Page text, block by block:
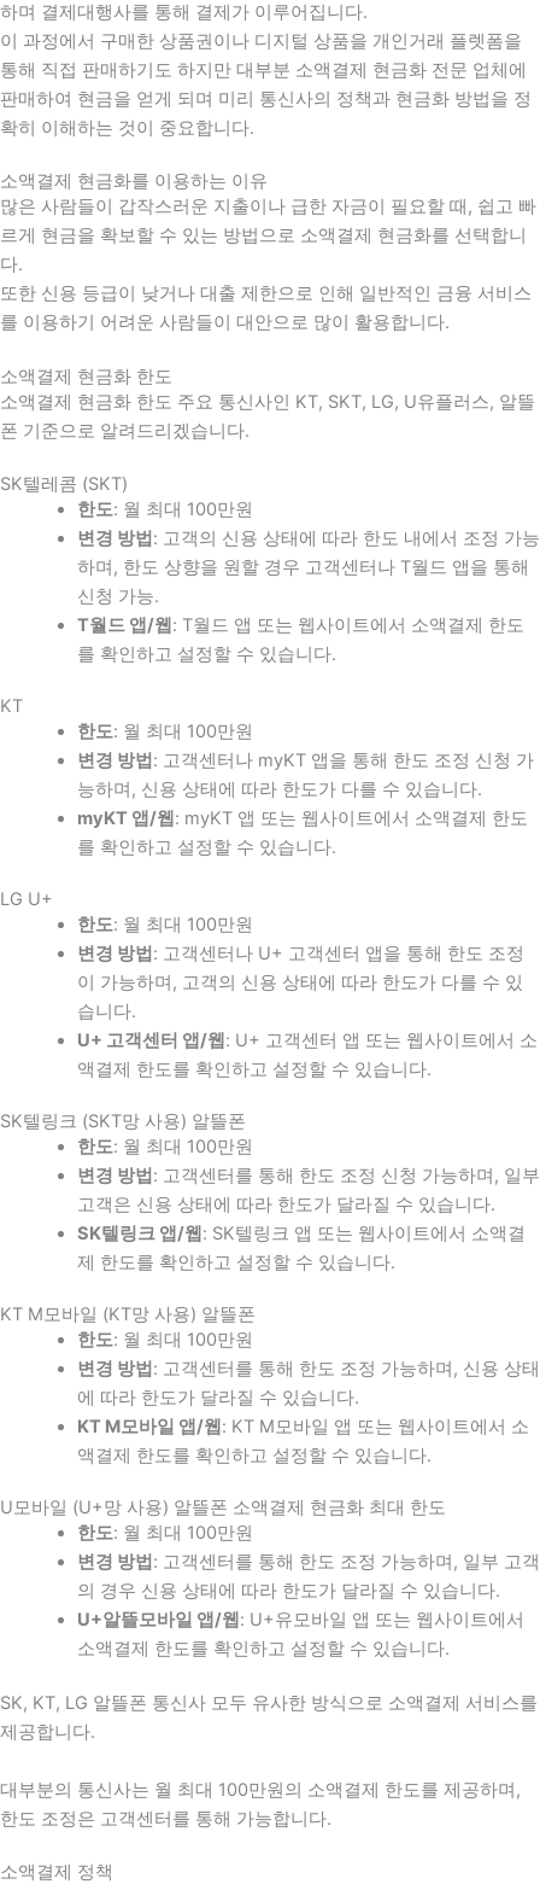
하며 결제대행사를 통해 결제가 이루어집니다.
이 과정에서 구매한 상품권이나 디지털 상품을 개인거래 플렛폼을
통해 직접 판매하기도 하지만 대부분 소액결제 현금화 전문 업체에
판매하여 현금을 얻게 되며 미리 통신사의 정책과 현금화 방법을 정
확히 이해하는 것이 중요합니다.
소액결제 현금화를 이용하는 이유
많은 사람들이 갑작스러운 지출이나 급한 자금이 필요할 때 , 쉽고 빠
르게 현금을 확보할 수 있는 방법으로 소액결제 현금화를 선택합니
다.
또한 신용 등급이 낮거나 대출 제한으로 인해 일반적인 금융 서비스
를 이용하기 어려운 사람들이 대안으로 많이 활용합니다.
소액결제 현금화 한도
소액결제 현금화 한도 주요 통신사인 KT, SKT, LG, U유플러스, 알뜰
폰 기준으로 알려드리겠습니다.
SK텔레콤 (SKT)
한도: 월 최대 100만원
변경 방법 : 고객의 신용 상태에 따라 한도 내에서 조정 가능
하며, 한도 상향을 원할 경우 고객센터나 T월드 앱을 통해
신청 가능.
T월드 앱/웹 : T월드 앱 또는 웹사이트에서 소액결제 한도
를 확인하고 설정할 수 있습니다.
KT
한도: 월 최대 100만원
변경 방법 : 고객센터나 myKT 앱을 통해 한도 조정 신청 가
능하며, 신용 상태에 따라 한도가 다를 수 있습니다.
myKT 앱/웹 : myKT 앱 또는 웹사이트에서 소액결제 한도
를 확인하고 설정할 수 있습니다.
LG U+
한도: 월 최대 100만원
변경 방법 : 고객센터나 U+ 고객센터 앱을 통해 한도 조정
이 가능하며, 고객의 신용 상태에 따라 한도가 다를 수 있
습니다.
U+ 고객센터 앱/웹 : U+ 고객센터 앱 또는 웹사이트에서 소
액결제 한도를 확인하고 설정할 수 있습니다.
SK텔링크 (SKT망 사용) 알뜰폰
한도: 월 최대 100만원
변경 방법 : 고객센터를 통해 한도 조정 신청 가능하며, 일부
고객은 신용 상태에 따라 한도가 달라질 수 있습니다.
SK텔링크 앱/웹 : SK텔링크 앱 또는 웹사이트에서 소액결
제 한도를 확인하고 설정할 수 있습니다.
KT M모바일 (KT망 사용) 알뜰폰
한도: 월 최대 100만원
변경 방법 : 고객센터를 통해 한도 조정 가능하며, 신용 상태
에 따라 한도가 달라질 수 있습니다.
KT M모바일 앱/웹 : KT M모바일 앱 또는 웹사이트에서 소
액결제 한도를 확인하고 설정할 수 있습니다.
U모바일 (U+망 사용) 알뜰폰 소액결제 현금화 최대 한도
한도: 월 최대 100만원
변경 방법 : 고객센터를 통해 한도 조정 가능하며, 일부 고객
의 경우 신용 상태에 따라 한도가 달라질 수 있습니다.
U+알뜰모바일 앱/웹 : U+유모바일 앱 또는 웹사이트에서
소액결제 한도를 확인하고 설정할 수 있습니다.
SK, KT, LG 알뜰폰 통신사 모두 유사한 방식으로 소액결제 서비스를
제공합니다.
대부분의 통신사는 월 최대 100만원의 소액결제 한도를 제공하며,
한도 조정은 고객센터를 통해 가능합니다.
소액결제 정책